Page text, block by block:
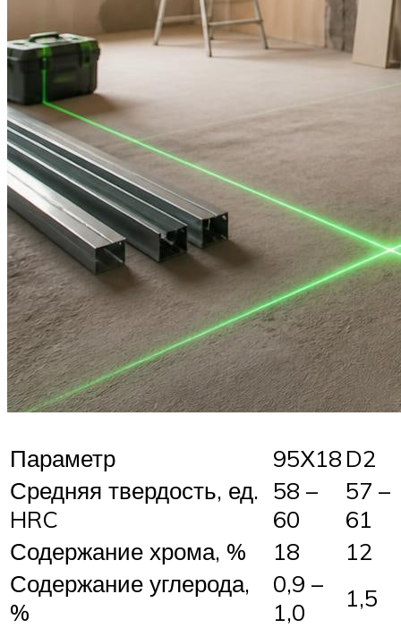
Параметр 95Х18 D2
Средняя твердость, ед.
HRC
58 –
60
57 –
61
Содержание хрома, %
18
12
Содержание углерода,
%
0,9 –
1,0
1,5